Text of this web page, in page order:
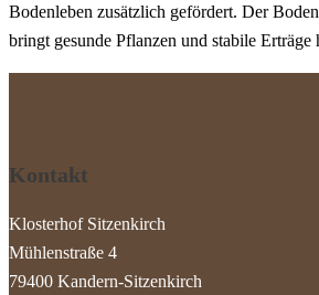
Bodenleben zusätzlich gefördert. Der
bringt gesunde Pflanzen und stabile Erträge
Kontakt
Klosterhof Sitzenkirch
Mühlenstraße 4
79400 Kandern-Sitzenkirch